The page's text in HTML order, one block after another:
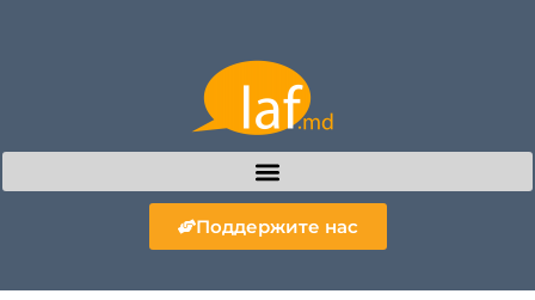
Поддержите нас